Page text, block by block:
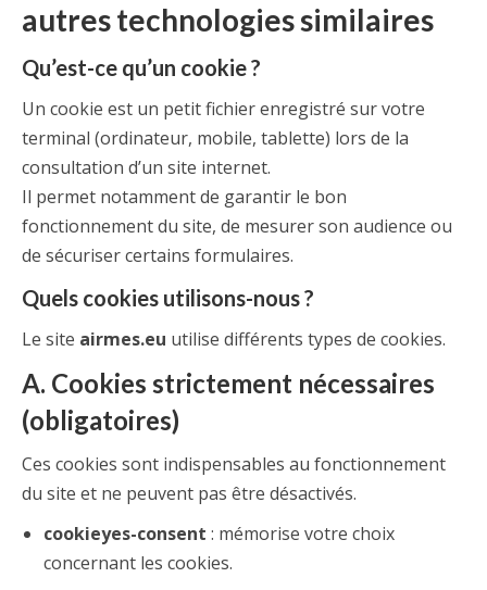
autres technologies similaires
Qu’est-ce qu’un cookie ?
Un cookie est un petit fichier enregistré sur votre
terminal (ordinateur, mobile, tablette) lors de la
consultation d’un site internet.
Il permet notamment de garantir le bon
fonctionnement du site, de mesurer son audience ou
de sécuriser certains formulaires.
Quels cookies utilisons-nous ?
Le site airmes.eu utilise différents types de cookies.
A. Cookies strictement nécessaires
(obligatoires)
Ces cookies sont indispensables au fonctionnement
du site et ne peuvent pas être désactivés.
cookieyes-consent : mémorise votre choix
concernant les cookies.